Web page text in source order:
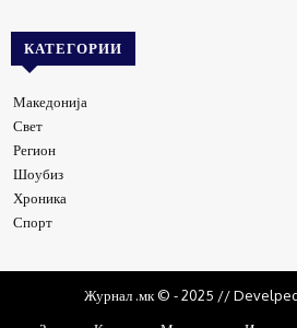
КАТЕГОРИИ
Македонија
Свет
Регион
Шоубиз
Хроника
Спорт
Журнал .мк © - 2025 //